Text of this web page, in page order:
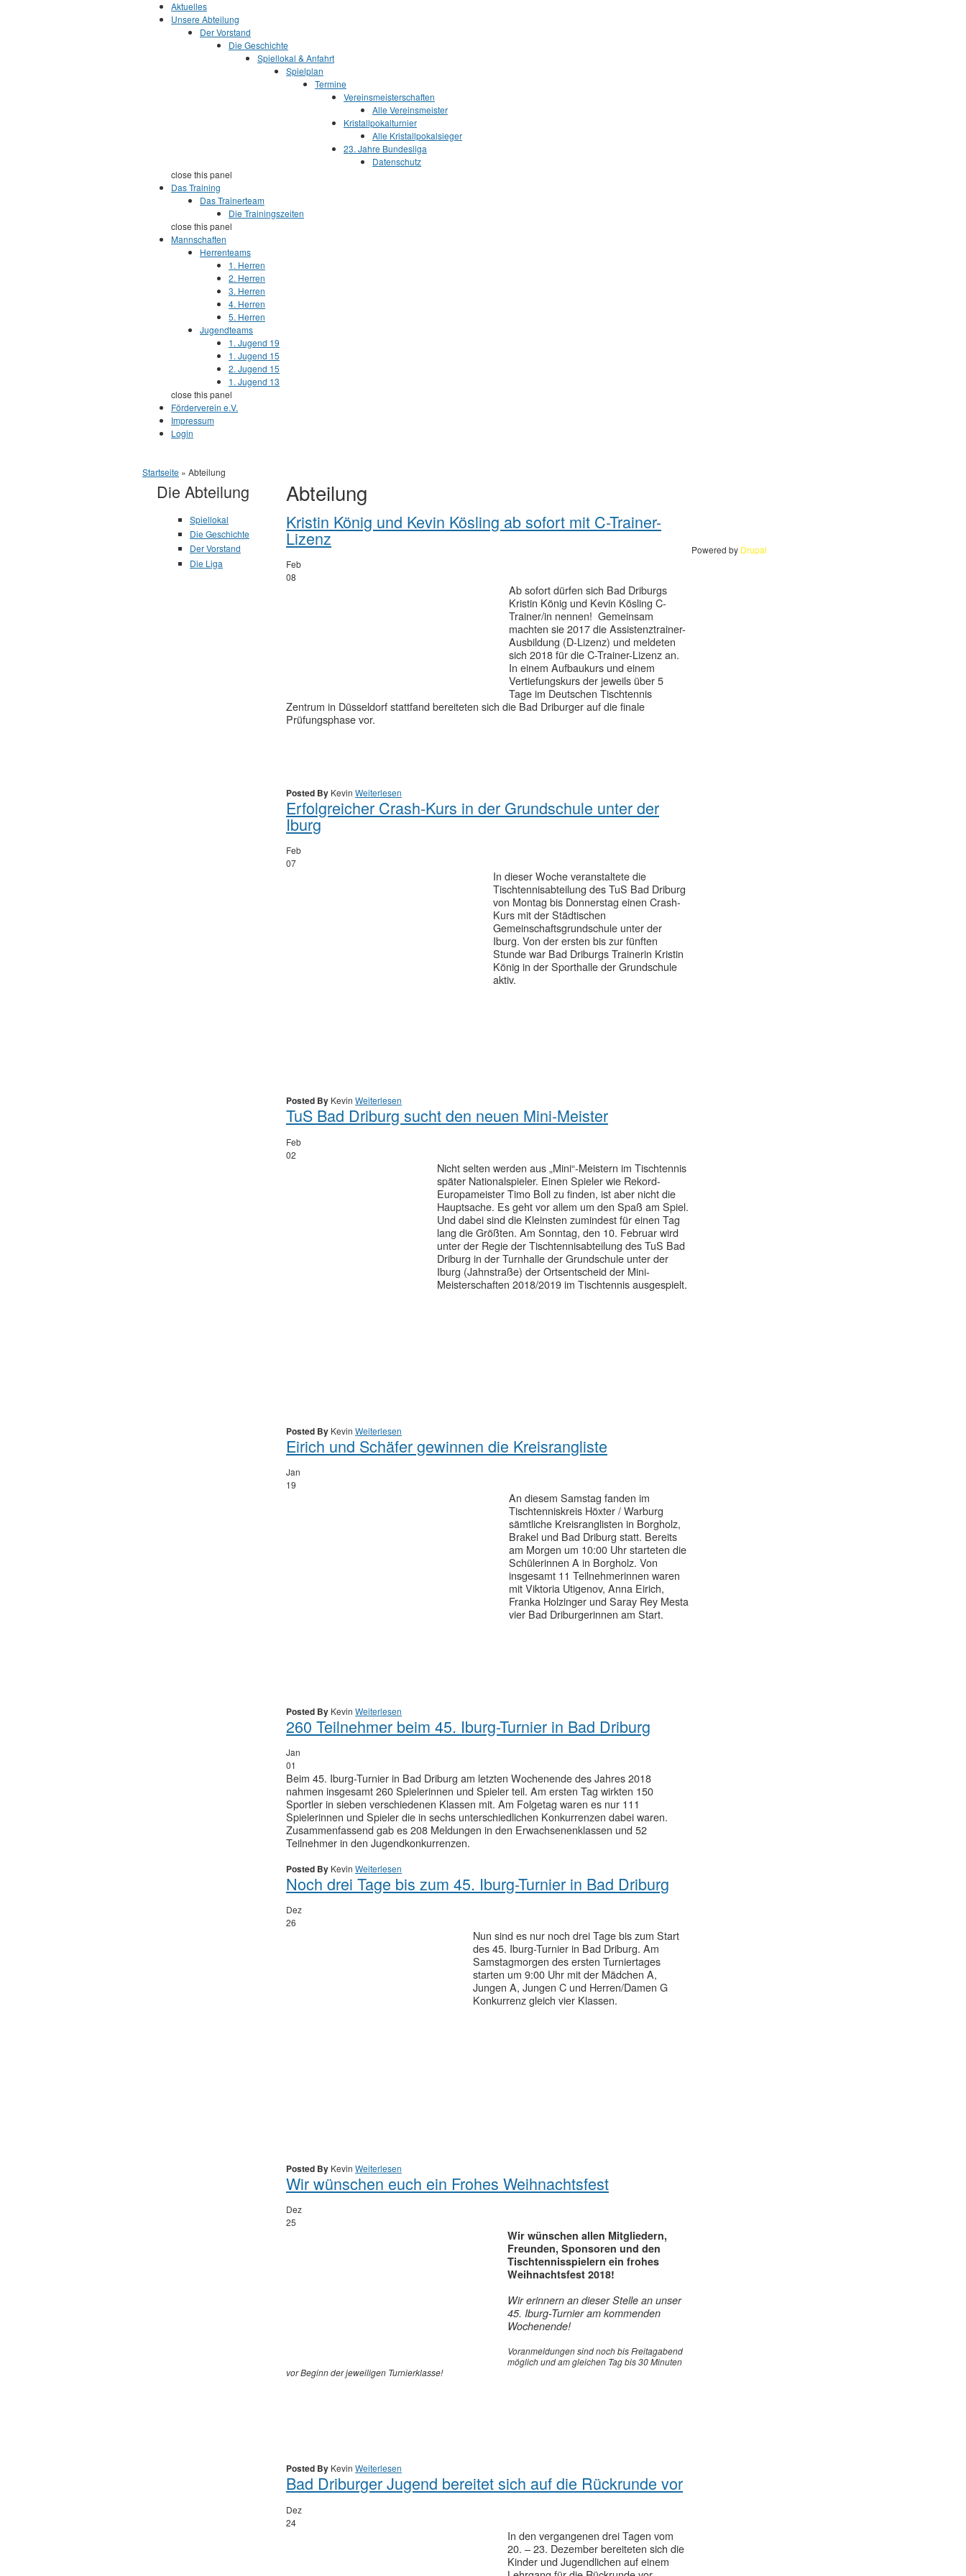
Aktuelles
Unsere Abteilung
Der Vorstand
Die Geschichte
Spiellokal & Anfahrt
Spielplan
Termine
Vereinsmeisterschaften
Alle Vereinsmeister
Kristallpokalturnier
Alle Kristallpokalsieger
23. Jahre Bundesliga
Datenschutz
close this panel
Das Training
Das Trainerteam
Die Trainingszeiten
close this panel
Mannschaften
Herrenteams
1. Herren
2. Herren
3. Herren
4. Herren
5. Herren
Jugendteams
1. Jugend 19
1. Jugend 15
2. Jugend 15
1. Jugend 13
close this panel
Förderverein e.V.
Impressum
Login
Sie sind hier
Startseite » Abteilung
Abteilung
Kristin König und Kevin Kösling ab sofort mit C-Trainer-
Lizenz
Feb
08
Ab sofort dürfen sich Bad Driburgs
Kristin König und Kevin Kösling C-
Trainer/in nennen! Gemeinsam
machten sie 2017 die Assistenztrainer-
Ausbildung (D-Lizenz) und meldeten
sich 2018 für die C-Trainer-Lizenz an.
In einem Aufbaukurs und einem
Vertiefungskurs der jeweils über 5
Tage im Deutschen Tischtennis
Zentrum in Düsseldorf stattfand bereiteten sich die Bad Driburger auf die finale
Prüfungsphase vor.
Posted By Kevin Weiterlesen
Erfolgreicher Crash-Kurs in der Grundschule unter der
Iburg
Feb
07
In dieser Woche veranstaltete die
Tischtennisabteilung des TuS Bad Driburg
von Montag bis Donnerstag einen Crash-
Kurs mit der Städtischen
Gemeinschaftsgrundschule unter der
Iburg. Von der ersten bis zur fünften
Stunde war Bad Driburgs Trainerin Kristin
König in der Sporthalle der Grundschule
aktiv.
Posted By Kevin Weiterlesen
TuS Bad Driburg sucht den neuen Mini-Meister
Feb
02
Nicht selten werden aus „Mini“-Meistern im Tischtennis
später Nationalspieler. Einen Spieler wie Rekord-
Europameister Timo Boll zu finden, ist aber nicht die
Hauptsache. Es geht vor allem um den Spaß am Spiel.
Und dabei sind die Kleinsten zumindest für einen Tag
lang die Größten. Am Sonntag, den 10. Februar wird
unter der Regie der Tischtennisabteilung des TuS Bad
Driburg in der Turnhalle der Grundschule unter der
Iburg (Jahnstraße) der Ortsentscheid der Mini-
Meisterschaften 2018/2019 im Tischtennis ausgespielt.
Posted By Kevin Weiterlesen
Eirich und Schäfer gewinnen die Kreisrangliste
Jan
19
An diesem Samstag fanden im
Tischtenniskreis Höxter / Warburg
sämtliche Kreisranglisten in Borgholz,
Brakel und Bad Driburg statt. Bereits
am Morgen um 10:00 Uhr starteten die
Schülerinnen A in Borgholz. Von
insgesamt 11 Teilnehmerinnen waren
mit Viktoria Utigenov, Anna Eirich,
Franka Holzinger und Saray Rey Mesta
vier Bad Driburgerinnen am Start.
Posted By Kevin Weiterlesen
260 Teilnehmer beim 45. Iburg-Turnier in Bad Driburg
Jan
01
Beim 45. Iburg-Turnier in Bad Driburg am letzten Wochenende des Jahres 2018
nahmen insgesamt 260 Spielerinnen und Spieler teil. Am ersten Tag wirkten 150
Sportler in sieben verschiedenen Klassen mit. Am Folgetag waren es nur 111
Spielerinnen und Spieler die in sechs unterschiedlichen Konkurrenzen dabei waren.
Zusammenfassend gab es 208 Meldungen in den Erwachsenenklassen und 52
Teilnehmer in den Jugendkonkurrenzen.
Posted By Kevin Weiterlesen
Noch drei Tage bis zum 45. Iburg-Turnier in Bad Driburg
Dez
26
Nun sind es nur noch drei Tage bis zum Start
des 45. Iburg-Turnier in Bad Driburg. Am
Samstagmorgen des ersten Turniertages
starten um 9:00 Uhr mit der Mädchen A,
Jungen A, Jungen C und Herren/Damen G
Konkurrenz gleich vier Klassen.
Posted By Kevin Weiterlesen
Wir wünschen euch ein Frohes Weihnachtsfest
Dez
25
Wir wünschen allen Mitgliedern,
Freunden, Sponsoren und den
Tischtennisspielern ein frohes
Weihnachtsfest 2018!
Wir erinnern an dieser Stelle an unser
45. Iburg-Turnier am kommenden
Wochenende!
Voranmeldungen sind noch bis Freitagabend
möglich und am gleichen Tag bis 30 Minuten
vor Beginn der jeweiligen Turnierklasse!
Posted By Kevin Weiterlesen
Bad Driburger Jugend bereitet sich auf die Rückrunde vor
Dez
24
In den vergangenen drei Tagen vom
20. – 23. Dezember bereiteten sich die
Kinder und Jugendlichen auf einem
Die Abteilung
Spiellokal
Die Geschichte
Der Vorstand
Die Liga
Powered by Drupal